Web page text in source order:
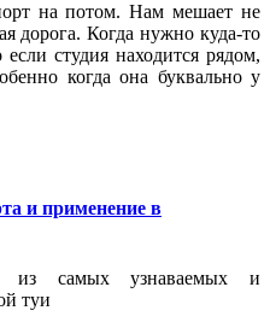
на потом. Нам мешает не
дорога. Когда нужно куда-то
студия находится рядом,
когда она буквально у
и применение в
самых узнаваемых и
туи